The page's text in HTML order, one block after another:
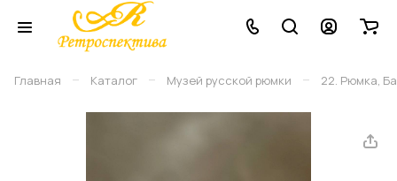
Главная – Каталог – Музей русской рюмки – 22. Рюмка,